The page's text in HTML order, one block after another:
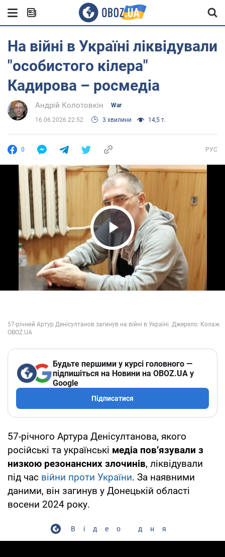
На війні в Україні ліквідували
"особистого кілера"
Кадирова – росмедіа
Андрій Колотовкін War
16.06.2026 22:52 3 хвилини 14,5 т.
0 РУС
Play Video
Будьте першими у курсі головного —
підпишіться на Новини на OBOZ.UA у
Google
Підписатися
57-річного Артура Денісултанова, якого
російські та українські медіа пов’язували з
низкою резонансних злочинів, ліквідували
під час війни проти України. За наявними
даними, він загинув у Донецькій області
восени 2024 року.
Відео дня